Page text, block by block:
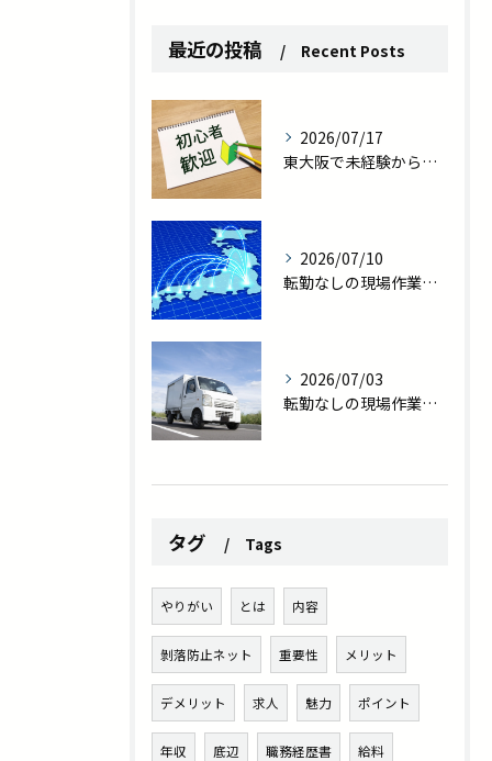
最近の投稿 Recent Posts
2026/07/17
東大阪で未経験から職人へ｜転勤なしの現場作業員で一生モノの技術を
2026/07/10
転勤なしの現場作業員求人｜東大阪で家族との時間を守る新しい働き方
2026/07/03
転勤なしの現場作業員求人を探している方へ｜プライベート充実の新しい働き方
タグ Tags
やりがい とは 内容
剝落防止ネット 重要性 メリット
デメリット 求人 魅力 ポイント
年収 底辺 職務経歴書 給料